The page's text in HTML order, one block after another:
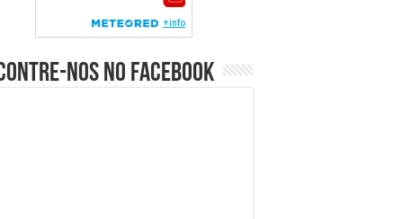
nos no Facebook